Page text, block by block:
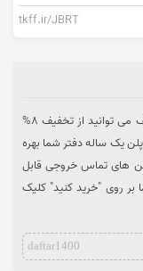
tkff.ir/JBRT
از طریق سایت تخفیف هات و با وارد کردن کد تخفیف می توانید از تخفیف 8%
13% برای پلن 6 ماهه و 20% برای پلن یک ساله دفتر شما بهره
های تماس خروجی قابل
بر روی "خرید کنید" کلیک
daftar1400